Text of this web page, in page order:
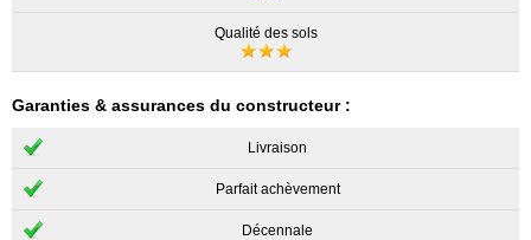
Qualité des sols
Garanties & assurances du constructeur :
Livraison
Parfait achèvement
Décennale